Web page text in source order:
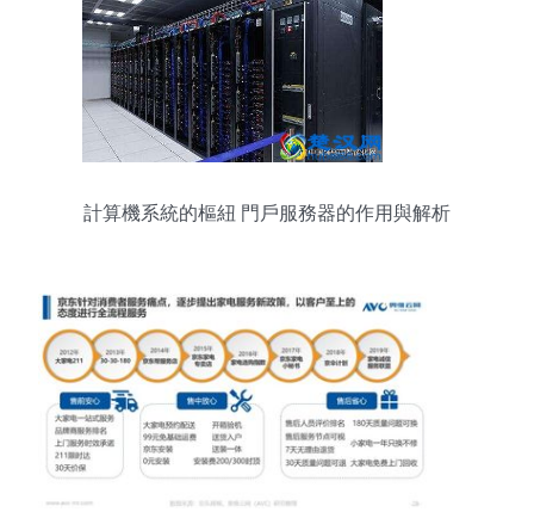
計算機系統的樞紐 門戶服務器的作用與解析